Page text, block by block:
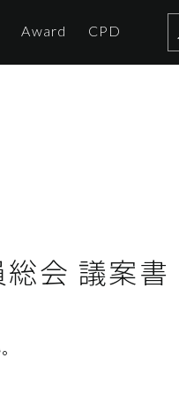
Award CPD
会 議案書